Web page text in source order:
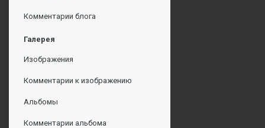
Комментарии блога
Галерея
Изображения
Комментарии к изображению
Альбомы
Комментарии альбома